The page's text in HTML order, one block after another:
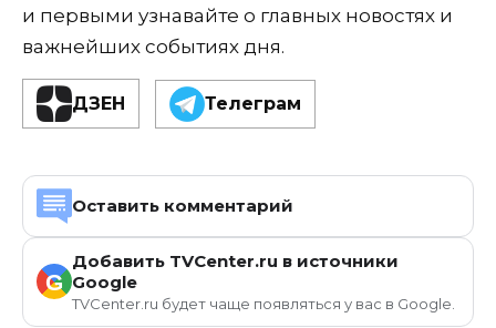
и первыми узнавайте о главных новостях и
важнейших событиях дня.
ДЗЕН Телеграм
Оставить комментарий
G
Добавить TVCenter.ru в источники
Google
TVCenter.ru будет чаще появляться у вас в Google.